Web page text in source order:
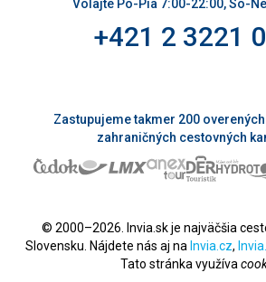
Volajte Po-Pia 7:00-22:00, So-
+421 2 3221
Zastupujeme takmer 200
zahraničných cestovných
© 2000–2026. Invia.sk je najväčšia
Slovensku. Nájdete nás aj na Invia.cz,
Tato stránka využíva